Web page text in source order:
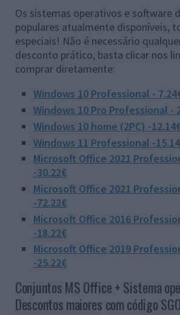
Os sistemas operativos e software
populares atualmente disponíveis,
especiais! Não é necessário
desconto prático, basta clicar nos
comprar diretamente:
Windows 10 Professional -
Windows 10 Pro Professional -
Windows 10 home (2PC) -
Windows 11 Professional -
Microsoft Office 2021
-30.22€
Microsoft Office 2021
-72.22€
Microsoft Office 2016
-18.22€
Microsoft Office 2019
-25.22€
Conjuntos MS Office + Sistema
Descontos maiores com código